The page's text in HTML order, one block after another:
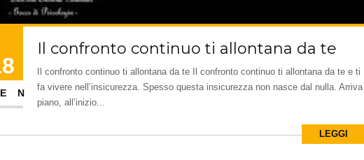
Il confronto continuo ti allontana da te
Il confronto continuo ti allontana da te Il confronto continuo ti allontana da te e ti
fa vivere nell’insicurezza. Spesso questa insicurezza non nasce dal nulla. Arriva
piano, all’inizio...
LEGGI